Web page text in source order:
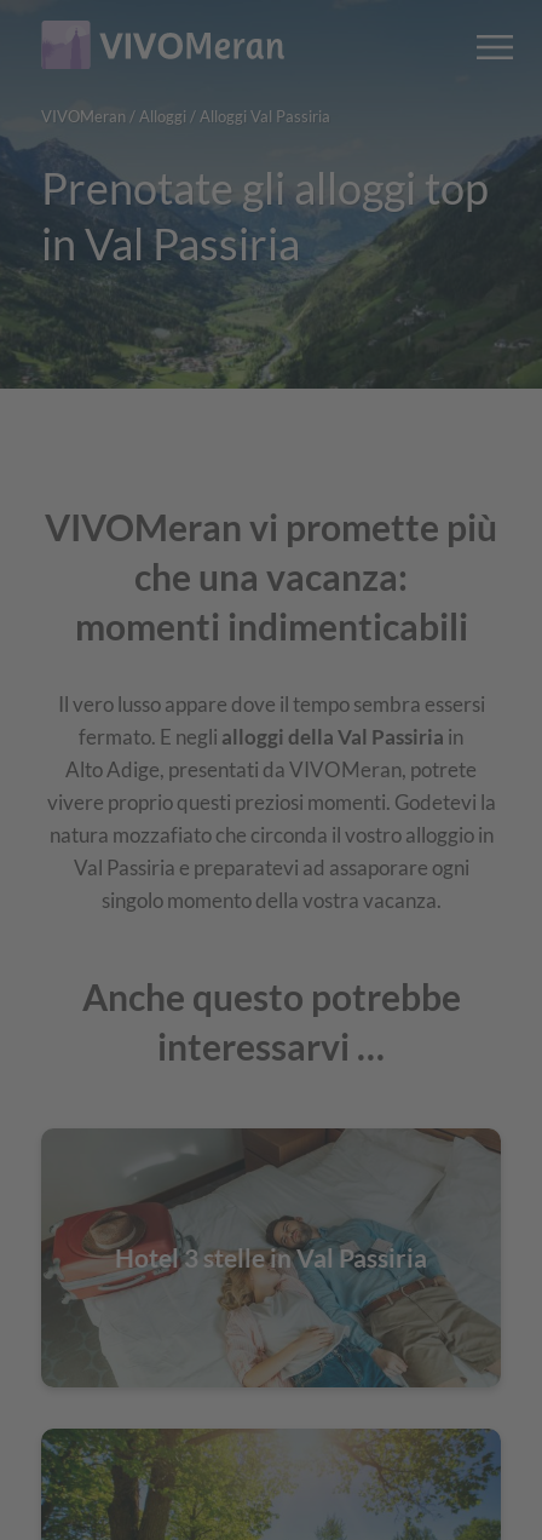
Main
content
Main
navigation
VIVOMeran / Alloggi / Alloggi Val Passiria
Prenotate gli alloggi top
in Val Passiria
VIVOMeran vi promette più
che una vacanza:
momenti indimenticabili
Il vero lusso appare dove il tempo sembra essersi
fermato. E negli alloggi della Val Passiria in
Alto Adige, presentati da VIVOMeran, potrete
vivere proprio questi preziosi momenti. Godetevi la
natura mozzafiato che circonda il vostro alloggio in
Val Passiria e preparatevi ad assaporare ogni
singolo momento della vostra vacanza.
Anche questo potrebbe
interessarvi …
Hotel 3 stelle in Val Passiria